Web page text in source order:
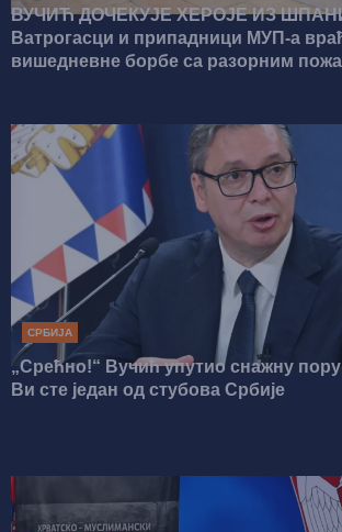
ВУЧИЋ ДОЧЕКУЈЕ ХЕРОЈЕ ИЗ
Ватрогасци и припадници МУП-а
вишедневне борбе са разорним
СРБИЈА
„Срећно!“ Вучић упутио снажну
Ви сте један од стубова Србије